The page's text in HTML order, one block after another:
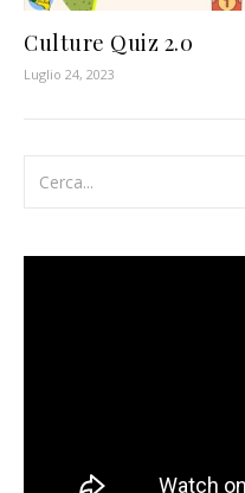
Culture Quiz 2.0
Luglio 24, 2023